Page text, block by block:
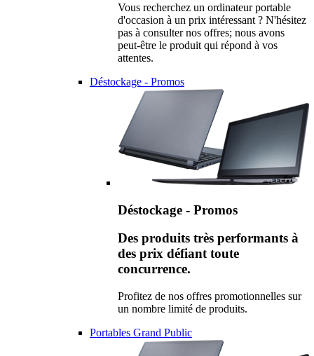
Vous recherchez un ordinateur portable
d'occasion à un prix intéressant ? N'hésitez
pas à consulter nos offres; nous avons
peut-être le produit qui répond à vos
attentes.
Déstockage - Promos
Déstockage - Promos
Des produits très performants à
des prix défiant toute
concurrence.
Profitez de nos offres promotionnelles sur
un nombre limité de produits.
Portables Grand Public